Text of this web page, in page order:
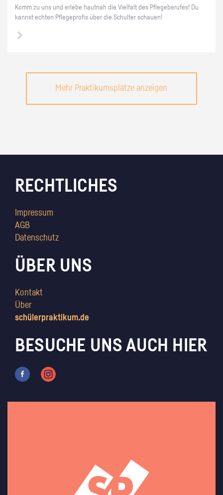
Komm zu uns und er­le­be haut­nah die Viel­falt des Pfle­ge­be­ru­fes! Du
kannst ech­ten Pfle­ge­pro­fis über die Schul­ter schau­en!
Mehr Praktikumsplätze anzeigen
RECHTLICHES
Impressum
AGB
Datenschutz
ÜBER UNS
Kontakt
Über
schülerpraktikum.de
BESUCHE UNS AUCH HIER